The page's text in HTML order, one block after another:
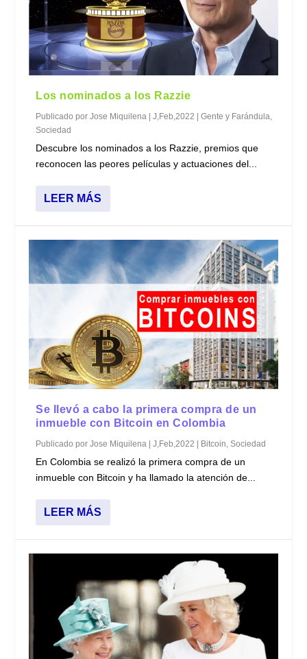
Los nominados a los Razzie
Publicado porJose Miquilena |J,Feb,2022 |Gente y Farándula,
Sociedad
Descubre los nominados a los Razzie, premios que
reconocen las peores películas y actuaciones del...
LEER MÁS
Se llevó a cabo la primera compra de un
inmueble con Bitcoin en Colombia
Publicado porJose Miquilena |J,Feb,2022 Bitcoin,Sociedad
En Colombia se realizó la primera compra de un
inmueble con Bitcoin y ha llamado la atención de...
LEER MÁS